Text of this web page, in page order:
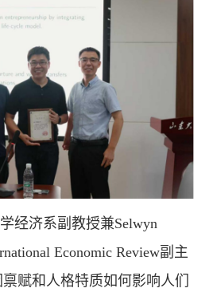
经济系副教授兼Selwyn
Economic Review副主
赋和人格特质如何影响人们